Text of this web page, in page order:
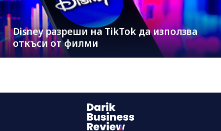
Disney разреши на TikTok да използва
откъси от филми